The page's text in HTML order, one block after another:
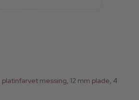
messing, 12 mm plade, 4